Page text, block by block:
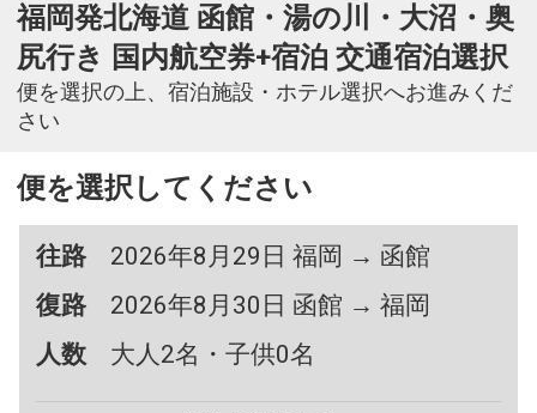
福岡発北海道 函館・湯の川・大沼・奥
尻行き 国内航空券+宿泊 交通宿泊選択
便を選択の上、宿泊施設・ホテル選択へお進みくだ
さい
便を選択してください
往路
2026年8月29日 福岡 → 函館
復路
2026年8月30日 函館 → 福岡
人数
大人2名・子供0名